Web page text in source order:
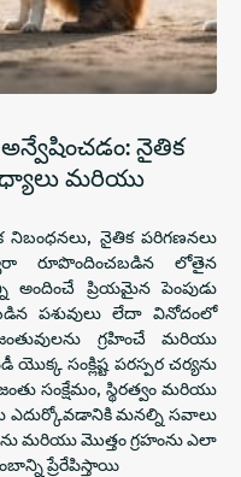
నైతిక
మరియు
నైతిక పరిగణనలు
రూపొందించబడిన లోతైన
అందించే ప్రియమైన పెంపుడు
పశువులు లేదా వినోదంలో
గ్రహించే మరియు
సంక్లిష్ట పరస్పర చర్యను
సంక్షేమం, స్థిరత్వం మరియు
ఎదుర్కోవడానికి మనల్ని సవాలు
మరియు మొత్తం గ్రహంను ఎలా
ప్రేరేపిస్తాయి